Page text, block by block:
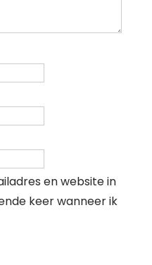
en website in
keer wanneer ik